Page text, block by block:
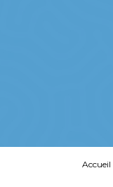
Accueil